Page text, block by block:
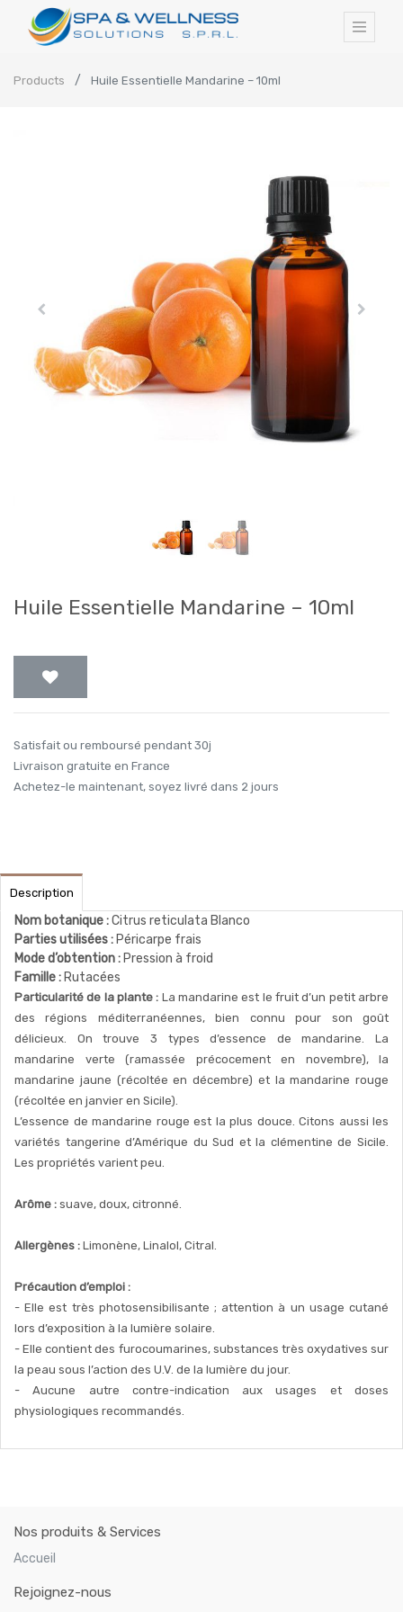
Products Huile Essentielle Mandarine – 10ml
Huile Essentielle Mandarine – 10ml
Satisfait ou remboursé pendant 30j
Livraison gratuite en France
Achetez-le maintenant, soyez livré dans 2 jours
Description
Nom botanique :Citrus reticulata Blanco
Parties utilisées : Péricarpe frais
Mode d’obtention : Pression à froid
Famille : Rutacées
Particularité de la plante : La mandarine est le fruit d’un petit arbre
des régions méditerranéennes, bien connu pour son goût
délicieux. On trouve 3 types d’essence de mandarine. La
mandarine verte (ramassée précocement en novembre), la
mandarine jaune (récoltée en décembre) et la mandarine rouge
(récoltée en janvier en Sicile).
L’essence de mandarine rouge est la plus douce. Citons aussi les
variétés tangerine d’Amérique du Sud et la clémentine de Sicile.
Les propriétés varient peu.
Arôme : suave, doux, citronné.
Allergènes : Limonène, Linalol, Citral.
Précaution d’emploi :
- Elle est très photosensibilisante ; attention à un usage cutané
lors d’exposition à la lumière solaire.
- Elle contient des furocoumarines, substances très oxydatives sur
la peau sous l’action des U.V. de la lumière du jour.
- Aucune autre contre-indication aux usages et doses
physiologiques recommandés.
Nos produits & Services
Accueil
Rejoignez-nous